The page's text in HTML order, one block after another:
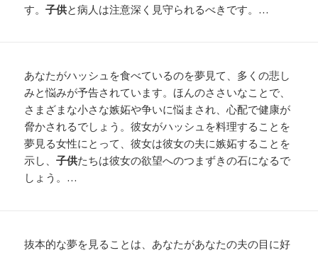
す。子供と病人は注意深く見守られるべきです。…
あなたがハッシュを食べているのを夢見て、多くの悲し
みと悩みが予告されています。ほんのささいなことで、
さまざまな小さな嫉妬や争いに悩まされ、心配で健康が
脅かされるでしょう。彼女がハッシュを料理することを
夢見る女性にとって、彼女は彼女の夫に嫉妬することを
示し、子供たちは彼女の欲望へのつまずきの石になるで
しょう。…
抜本的な夢を見ることは、あなたがあなたの夫の目に好